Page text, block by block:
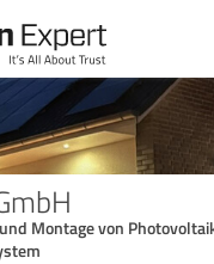
Montage von